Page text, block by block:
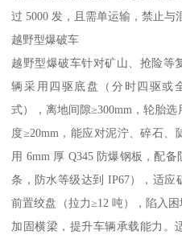
过 5000 发，且需单运输，禁止与
越野型爆破车​
越野型爆破车针对矿山、抢险等
辆采用四驱底盘（分时四驱或
式），离地间隙≥300mm，轮胎
度≥20mm，能应对泥泞、碎石、
用 6mm 厚 Q345 防爆钢板，配
条，防水等级达到 IP67），适
前置绞盘（拉力≥12 吨），陷入
加固横梁，提升车辆承载能力。